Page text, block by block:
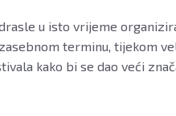
u isto vrijeme
terminu, tijekom
kako bi se dao veći